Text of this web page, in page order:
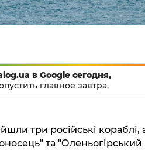
в Google сегодня,
главное завтра.
три російські кораблі,
та "Оленьогірський